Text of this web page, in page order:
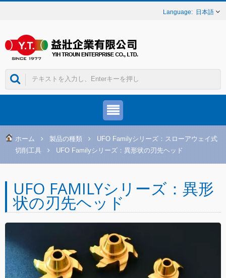
日本語
ホーム 製品の種類
UFO Familyシリーズ：スローアウェイ式
切削工具
UFO Familyシリーズ：異形状の刃先ヘッド
UFO FAMILYシリーズ：異形
状の刃先ヘッド